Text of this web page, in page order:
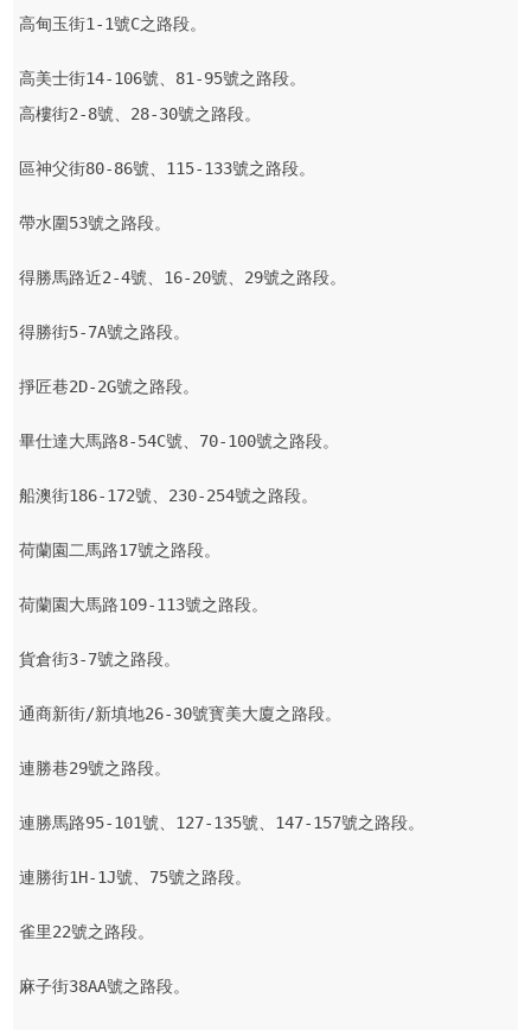
高甸玉街1-1號C之路段。
高美士街14-106號、81-95號之路段。
高樓街2-8號、28-30號之路段。
區神父街80-86號、115-133號之路段。
帶水圍53號之路段。
得勝馬路近2-4號、16-20號、29號之路段。
得勝街5-7A號之路段。
掙匠巷2D-2G號之路段。
畢仕達大馬路8-54C號、70-100號之路段。
船澳街186-172號、230-254號之路段。
荷蘭園二馬路17號之路段。
荷蘭園大馬路109-113號之路段。
貨倉街3-7號之路段。
通商新街/新填地26-30號寳美大廈之路段。
連勝巷29號之路段。
連勝馬路95-101號、127-135號、147-157號之路段。
連勝街1H-1J號、75號之路段。
雀里22號之路段。
麻子街38AA號之路段。